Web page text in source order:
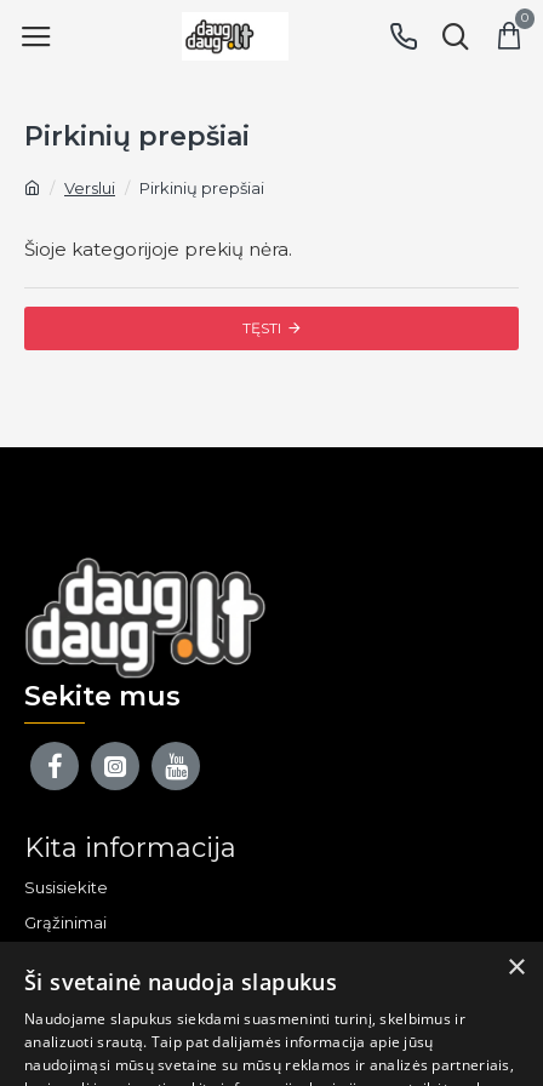
0
Verslui Pirkinių prepšiai
Pirkinių prepšiai
Šioje kategorijoje prekių nėra.
TĘSTI
Sekite mus
Kita informacija
Susisiekite
Grąžinimai
Pirkėjo paskyra
Mano paskyra
×
Ši svetainė naudoja slapukus
Naudojame slapukus siekdami suasmeninti turinį, skelbimus ir
analizuoti srautą. Taip pat dalijamės informacija apie jūsų
naudojimąsi mūsų svetaine su mūsų reklamos ir analizės partneriais,